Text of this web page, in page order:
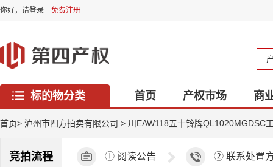
你好， 请登录 免费注册
标的物分类 首页 产权市场
商
西藏专区
首页> 泸州市四方拍卖有限公司 > 川EAW118五十铃牌QL1020MGDSC
竞拍流程 ① 阅读公告 ② 联系处置